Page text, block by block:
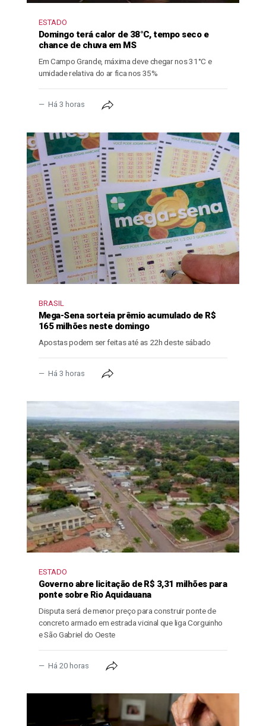
ESTADO
Domingo terá calor de 38°C, tempo seco e
chance de chuva em MS
Em Campo Grande, máxima deve chegar nos 31°C e
umidade relativa do ar fica nos 35%
Há 3 horas
BRASIL
Mega-Sena sorteia prêmio acumulado de R$
165 milhões neste domingo
Apostas podem ser feitas até as 22h deste sábado
Há 3 horas
ESTADO
Governo abre licitação de R$ 3,31 milhões para
ponte sobre Rio Aquidauana
Disputa será de menor preço para construir ponte de
concreto armado em estrada vicinal que liga Corguinho
e São Gabriel do Oeste
Há 20 horas